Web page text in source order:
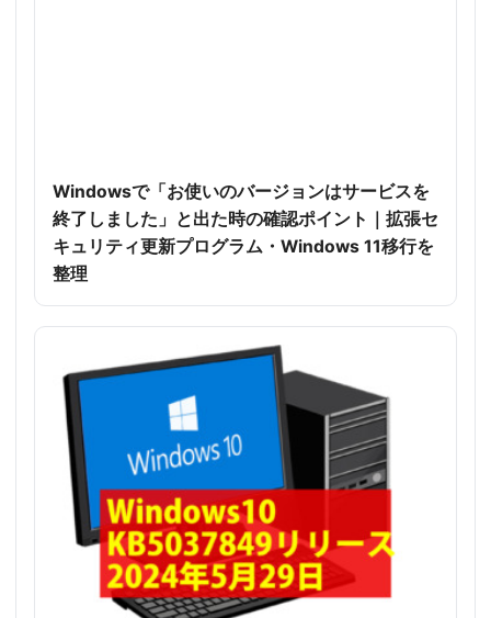
Windowsで「お使いのバージョンはサービスを
終了しました」と出た時の確認ポイント｜拡張セ
キュリティ更新プログラム・Windows 11移行を
整理